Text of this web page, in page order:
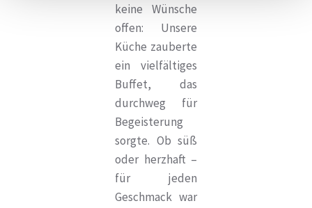
keine Wünsche
offen: Unsere
Küche zauberte
ein vielfältiges
Buffet, das
durchweg für
Begeisterung
sorgte. Ob süß
oder herzhaft –
für jeden
Geschmack war